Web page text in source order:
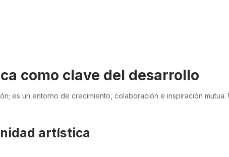
como clave del desarrollo
es un entorno de crecimiento, colaboración e inspiración
artística